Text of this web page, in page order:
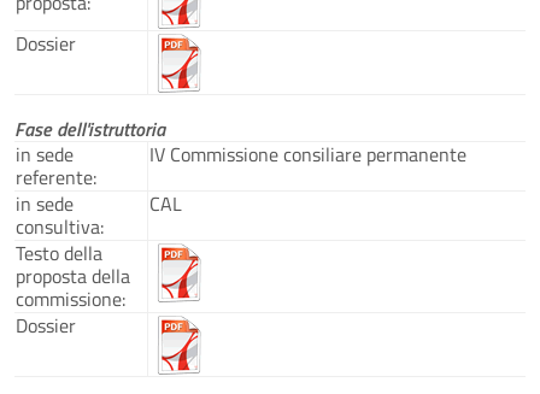
Dossier
Fase dell'istruttoria
in sede
referente:
IV Commissione consiliare permanente
in sede
consultiva:
CAL
Testo della
proposta della
commissione:
Dossier